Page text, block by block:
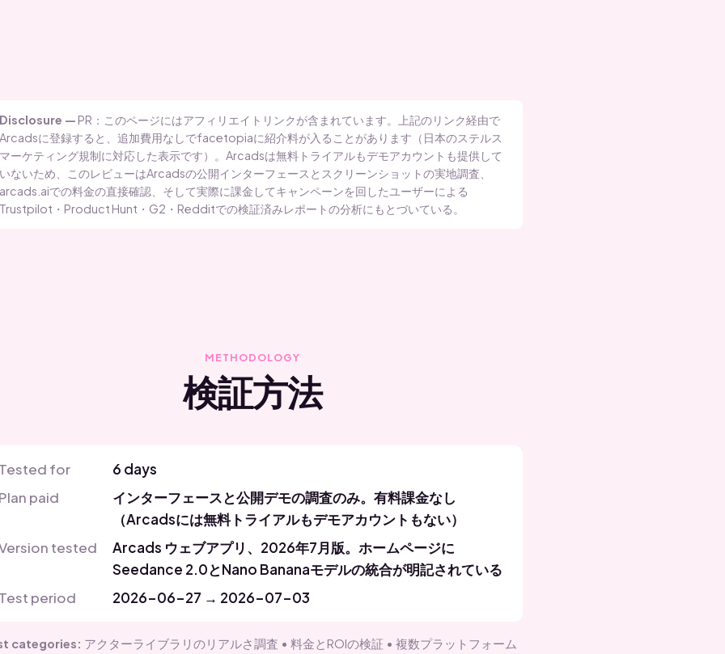
— PR：このページにはアフィリエイトリンクが含まれています。上記のリンク経由で
に登録すると、追加費用なしでfacetopiaに紹介料が入ることがあります（日本のステルス
ーケティング規制に対応した表示です）。Arcadsは無料トライアルもデモアカウントも提供して
ないため、このレビューはArcadsの公開インターフェースとスクリーンショットの実地調査、
での料金の直接確認、そして実際に課金してキャンペーンを回したユーザーによる
・Product Hunt・G2・Redditでの検証済みレポートの分析にもとづいている。
METHODOLOGY
検証方法
for
6 days
paid
インターフェースと公開デモの調査のみ。有料課金なし
（Arcadsには無料トライアルもデモアカウントもない）
tested
Arcads ウェブアプリ、2026年7月版。ホームページに
Seedance 2.0とNano Bananaモデルの統合が明記されている
period
2026-06-27 → 2026-07-03
categories: アクターライブラリのリアルさ調査 • 料金とROIの検証 • 複数プラットフォーム